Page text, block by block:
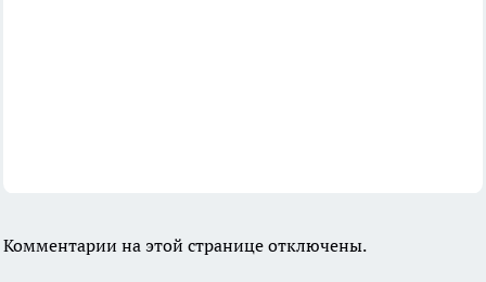
Комментарии на этой странице отключены.